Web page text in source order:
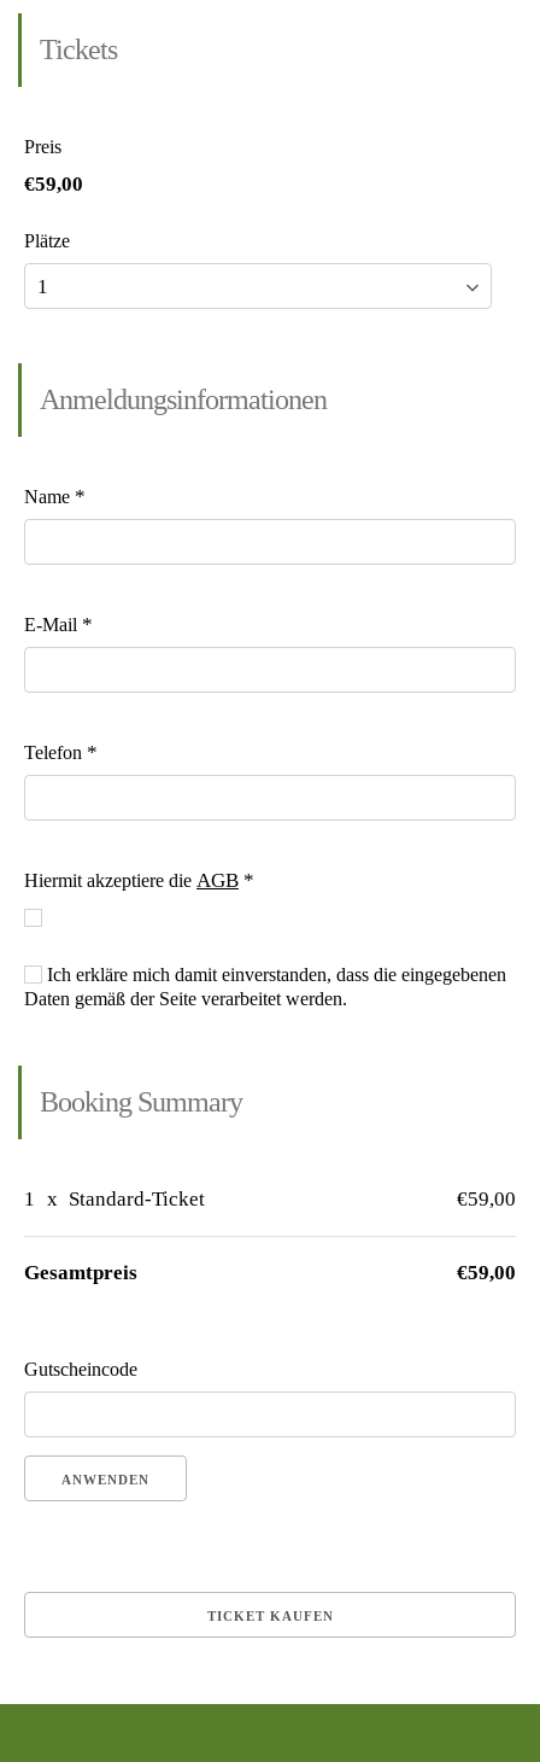
Tickets
Preis
€59,00
Plätze
Anmeldungsinformationen
Name *
E-Mail *
Telefon *
Hiermit akzeptiere die AGB *
Ich erkläre mich damit einverstanden, dass die eingegebenen
Daten gemäß der Seite verarbeitet werden.
Booking Summary
1 x Standard-Ticket €59,00
Gesamtpreis €59,00
Gutscheincode
ANWENDEN